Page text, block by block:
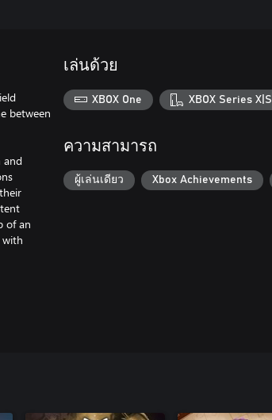
between
and
of an
with
เล่นด้วย
XBOX One XBOX Series X|S
ความสามารถ
ผู้เล่นเดียว Xbox Achievements